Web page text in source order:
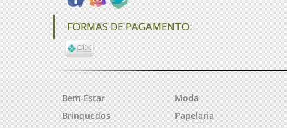
FORMAS DE PAGAMENTO:
Bem-Estar
Brinquedos
Moda
Papelaria